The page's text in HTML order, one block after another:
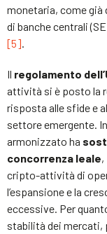
monetaria, come
di banche centrali
[5].
Il regolamento
attività si è posto la
risposta alle sfide e
settore emergente.
armonizzato ha
concorrenza leale
cripto-attività di
l’espansione e la
eccessive. Per
stabilità dei mercati,